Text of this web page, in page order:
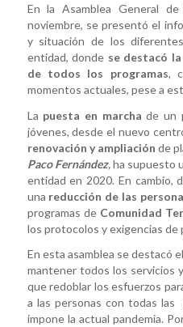
En la Asamblea General
noviembre, se presentó el
y situación de los
entidad, donde se destacó
de todos los programas,
momentos actuales, pese a
La puesta en marcha de un
jóvenes, desde el nuevo
renovación y ampliación de
Paco Fernández,ha supuesto
entidad en 2020. En cambio,
una reducción de las
programas de Comunidad
los protocolos y exigencias de
En esta asamblea se destacó
mantener todos los servicios
que redoblar los esfuerzos
a las personas con todas
impone la actual pandemia.